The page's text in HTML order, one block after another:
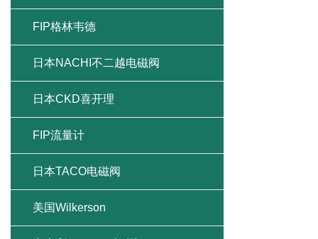
FIP格林韦德
日本NACHI不二越电磁阀
日本CKD喜开理
FIP流量计
日本TACO电磁阀
美国Wilkerson